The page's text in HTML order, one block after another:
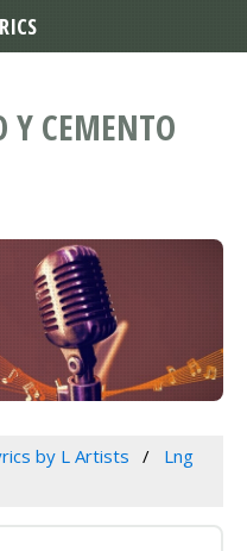
Y CEMENTO
by L Artists
Lng